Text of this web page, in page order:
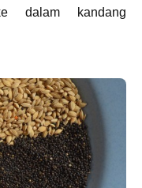
dalam kandang